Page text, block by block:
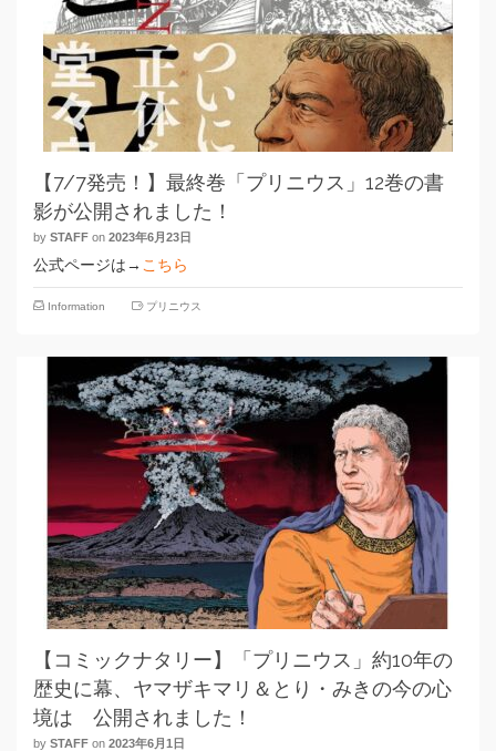
【7/7発売！】最終巻「プリニウス」12巻の書
影が公開されました！
by STAFF on 2023年6月23日
公式ページは→ こちら
Information プリニウス
【コミックナタリー】「プリニウス」約10年の
歴史に幕、ヤマザキマリ＆とり・みきの今の心
境は 公開されました！
by STAFF on 2023年6月1日